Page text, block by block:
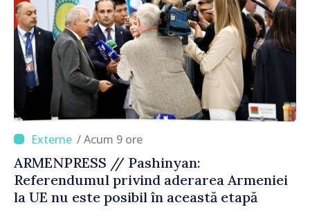
/ Acum 9 ore
ARMENPRESS // Pashinyan:
Referendumul privind aderarea Armeniei
la UE nu este posibil în această etapă